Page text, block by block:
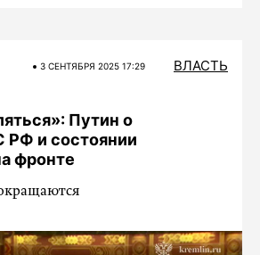
3 СЕНТЯБРЯ 2025 17:29 ВЛАСТЬ
Путин о
РФ и состоянии
фронте